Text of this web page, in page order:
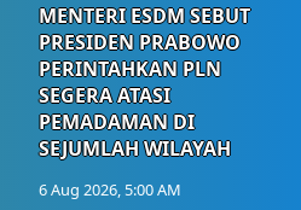
MENTERI ESDM SEBUT
PRESIDEN PRABOWO
PERINTAHKAN PLN
SEGERA ATASI
PEMADAMAN DI
SEJUMLAH WILAYAH
6 Aug 2026, 5:00 AM